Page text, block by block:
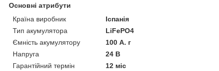
Основні атрибути
Країна виробник
Іспанія
Тип акумулятора
LiFePO4
Ємність акумулятору
100 А. г
Напруга
24 В
Гарантійний термін
12 міс